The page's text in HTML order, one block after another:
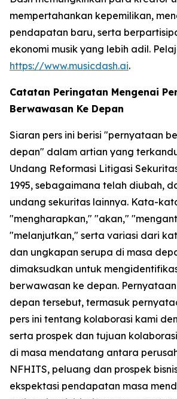
mempertahankan kepemilikan,
pendapatan baru, serta
ekonomi musik yang lebih adil.
https://www.musicdash.ai.
Catatan Peringatan Mengenai
Berwawasan Ke Depan
Siaran pers ini berisi "pernyataan
depan" dalam artian yang
Undang Reformasi Litigasi
1995, sebagaimana telah diubah,
undang sekuritas lainnya. Kata-
"mengharapkan," "akan,"
"melanjutkan," serta variasi dari
dan ungkapan serupa di masa
dimaksudkan untuk
berwawasan ke depan.
depan tersebut, termasuk
pers ini tentang kolaborasi kami
serta prospek dan tujuan
di masa mendatang antara
NFHITS, peluang dan prospek
ekspektasi pendapatan masa